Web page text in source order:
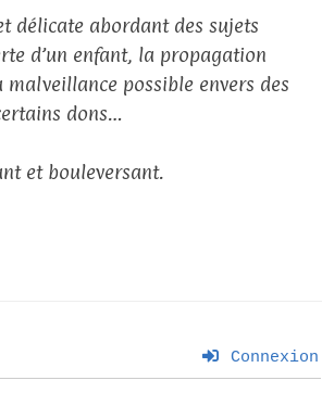
délicate abordant des sujets
d’un enfant, la propagation
malveillance possible envers des
dons…
et bouleversant.
Connexion